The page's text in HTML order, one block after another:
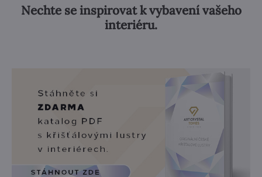
Nechte se inspirovat k vybavení vašeho
interiéru.